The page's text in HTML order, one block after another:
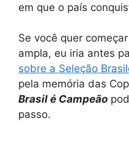
em que o país
Se você quer
ampla, eu iria antes
sobre a Seleção
pela memória das
Brasil é Campeão
passo.